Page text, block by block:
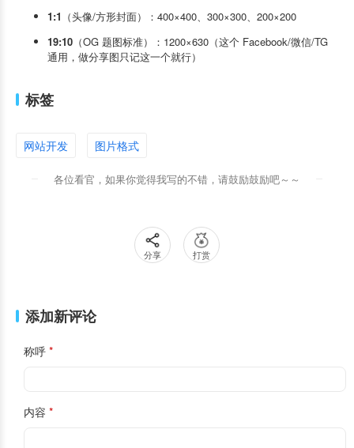
1:1 （头像/方形封面）：400×400、300×300、200×200
19:10 （OG 题图标准）：1200×630（这个 Facebook/微信/TG
通用，做分享图只记这一个就行）
标签
网站开发 图片格式
各位看官，如果你觉得我写的不错，请鼓励鼓励吧～～
分享 打赏
添加新评论
称呼
内容